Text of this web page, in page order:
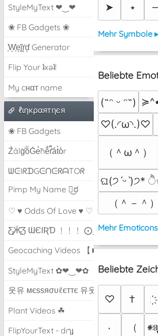
StyleMyText ❤‿❤
❀ FB Gadgets ❀
͕͗W͕͕͗͗e͕͕͗͗i͕͕͗͗r͕͗d͕͗ Generator
Flip Your ʇxəʇ!
My cнαт name
ℓιηкραятηєя
❀ FB Gadgets
Z̾ảlg̀͐oͧG̀e̒̃nȅ̐r͌̑á͑t͛o̊r
ᗯᕮIᖇᗪGᕮᑎᕮᖇᗩTOᖇ
Pimp My Name ಠ͜ಠ
♡ ♥ Odds Of Love ♥ ♡
Ƹ̵̡Ӝ̵̨̄Ʒ ƜЄƖƦƊ ﹗﹗﹗ ⨀_⨀
Geocaching Videos 【►】
StyleMyText ✿❤‿❤✿
웃유 мєѕѕяσυℓєттє 유웃
Plant Videos ☘
FlipYourText - dıๅɟ
➤ ⭑
Mehr Symbole
Beliebte
(˶ᵔ ᵕ ᵔ˶)
♡(.◜ω◝.)♡
（＾ω＾）
ଘ(੭ˊᵕˋ)੭*
（＾－＾）
Mehr
Beliebte
♡ †
٠ （